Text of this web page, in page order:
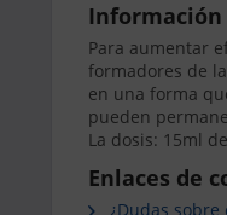
Información
Para aumentar
formadores de
en una forma
pueden
La dosis: 15ml
Enlaces de
¿Dudas sobre